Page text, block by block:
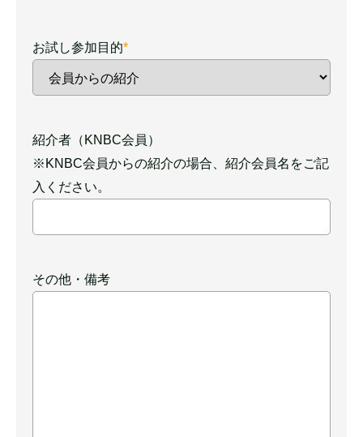
お試し参加目的*
お試し参加目的
紹介者（KNBC会員）
※KNBC会員からの紹介の場合、紹介会員名をご記
入ください。
その他・備考